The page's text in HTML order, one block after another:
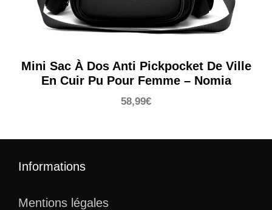
Mini Sac À Dos Anti Pickpocket De Ville
En Cuir Pu Pour Femme – Nomia
58,99€
Informations
Mentions légales